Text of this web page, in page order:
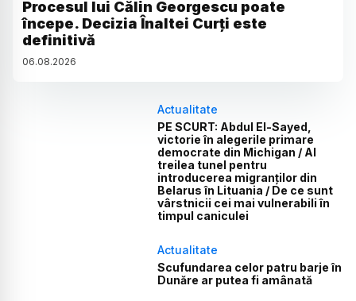
Procesul lui Călin Georgescu poate
începe. Decizia Înaltei Curți este
definitivă
06.08.2026
Actualitate
PE SCURT: Abdul El-Sayed,
victorie în alegerile primare
democrate din Michigan / Al
treilea tunel pentru
introducerea migranților din
Belarus în Lituania / De ce sunt
vârstnicii cei mai vulnerabili în
timpul caniculei
Actualitate
Scufundarea celor patru barje în
Dunăre ar putea fi amânată